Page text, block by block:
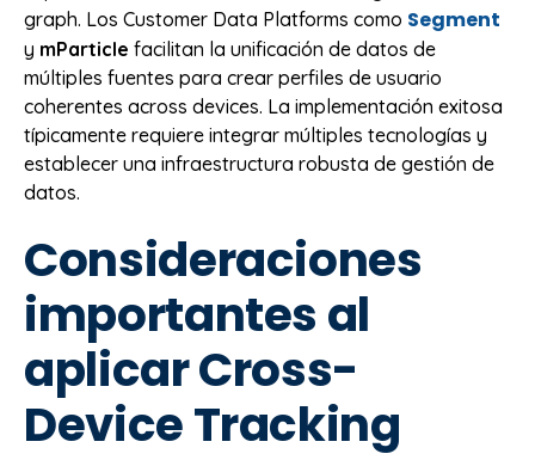
graph. Los Customer Data Platforms como Segment
y mParticle facilitan la unificación de datos de
múltiples fuentes para crear perfiles de usuario
coherentes across devices. La implementación exitosa
típicamente requiere integrar múltiples tecnologías y
establecer una infraestructura robusta de gestión de
datos.
Consideraciones
importantes al
aplicar Cross-
Device Tracking